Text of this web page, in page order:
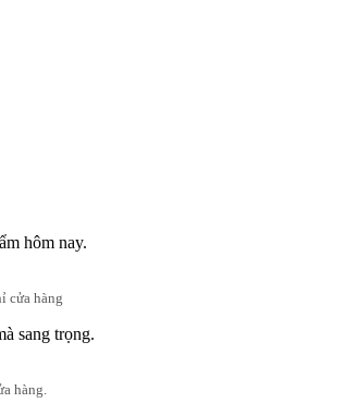
hôm nay.
cửa hàng
sang trọng.
hàng.